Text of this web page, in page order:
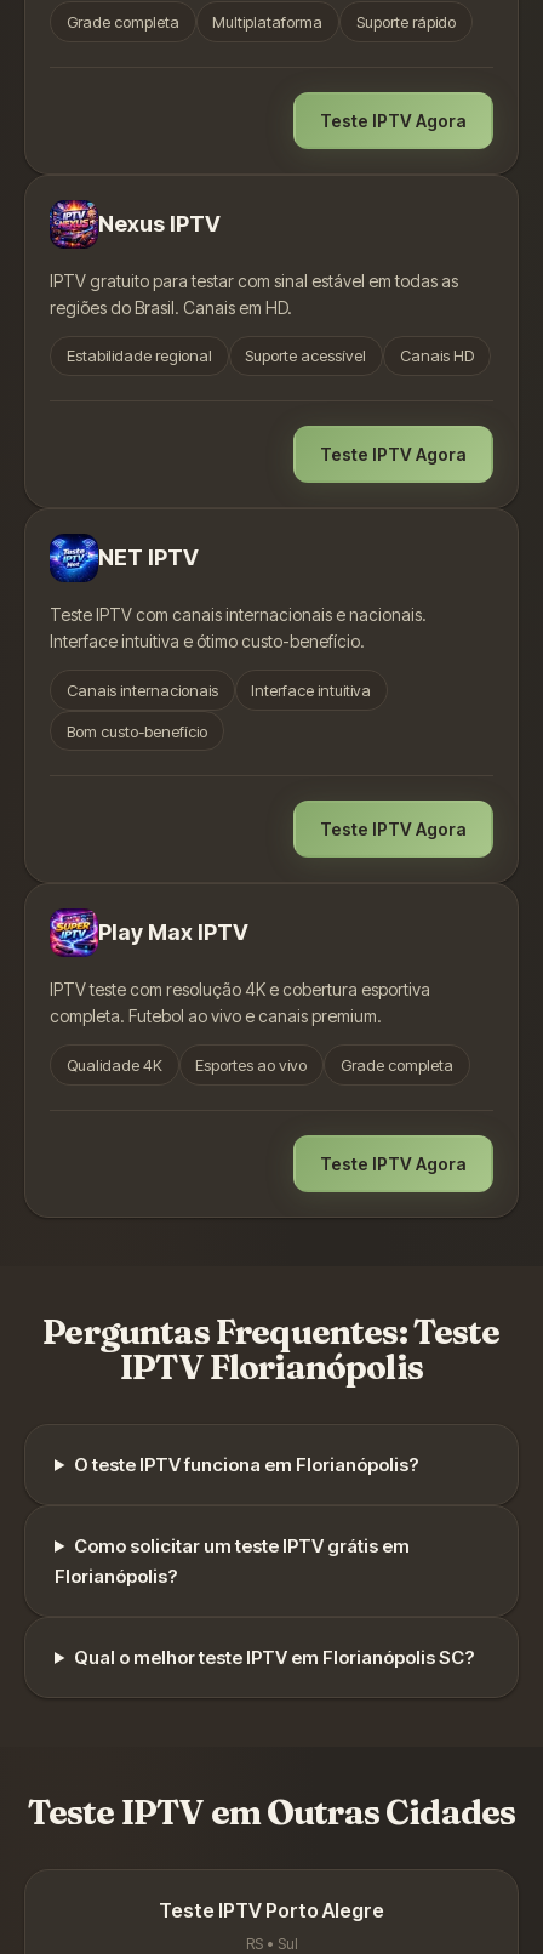
Grade completa Multiplataforma Suporte rápido
Teste IPTV Agora
Nexus IPTV
IPTV gratuito para testar com sinal estável em todas as
regiões do Brasil. Canais em HD.
Estabilidade regional Suporte acessível Canais HD
Teste IPTV Agora
NET IPTV
Teste IPTV com canais internacionais e nacionais.
Interface intuitiva e ótimo custo-benefício.
Canais internacionais Interface intuitiva
Bom custo-benefício
Teste IPTV Agora
Play Max IPTV
IPTV teste com resolução 4K e cobertura esportiva
completa. Futebol ao vivo e canais premium.
Qualidade 4K Esportes ao vivo Grade completa
Teste IPTV Agora
Perguntas Frequentes: Teste
IPTVFlorianópolis
O teste IPTV funciona em Florianópolis?
Como solicitar um teste IPTV grátis em
Florianópolis?
Qual o melhor teste IPTV em FlorianópolisSC?
Teste IPTV em Outras Cidades
Teste IPTV Porto Alegre
RS• Sul